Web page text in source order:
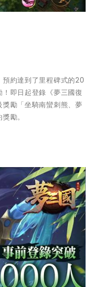
約達到了里程碑式的20
即日起登錄《夢三國復
勵「坐騎南蠻刺熊、夢
勵。